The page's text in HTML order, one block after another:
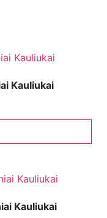
Kauliukai
Kauliukai